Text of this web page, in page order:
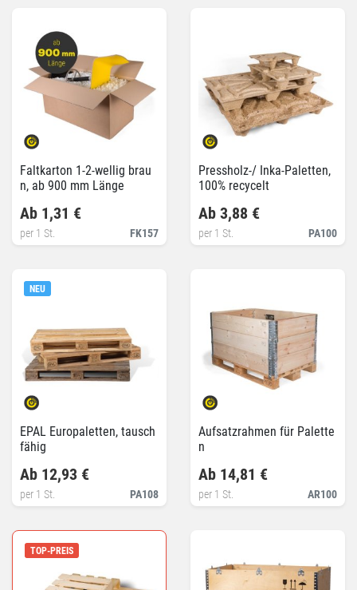
Faltkarton 1-2-wellig brau
n, ab 900 mm Länge
FK157
Ab 1,31 €
per 1 St.
Pressholz-/ Inka-Paletten,
100% recycelt
PA100
Ab 3,88 €
per 1 St.
NEU
EPAL Europaletten, tausch
fähig
PA108
Ab 12,93 €
per 1 St.
Aufsatzrahmen für Palette
n
AR100
Ab 14,81 €
per 1 St.
TOP-PREIS